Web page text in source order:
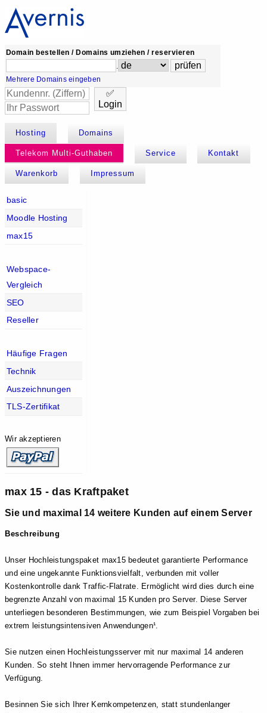
Domain bestellen / Domains umziehen / reservieren
.
Mehrere Domains eingeben
✅
Login
Hosting Domains
Telekom Multi-Guthaben Service Kontakt
Warenkorb Impressum
basic
Moodle Hosting
max15
Webspace-
Vergleich
SEO
Reseller
Häufige Fragen
Technik
Auszeichnungen
TLS-Zertifikat
Wir akzeptieren
max 15 - das Kraftpaket
Sie und maximal 14 weitere Kunden auf einem Server
Beschreibung
Unser Hochleistungspaket max15 bedeutet garantierte Performance
und eine ungekannte Funktionsvielfalt, verbunden mit voller
Kostenkontrolle dank Traffic-Flatrate. Ermöglicht wird dies durch eine
begrenzte Anzahl von maximal 15 Kunden pro Server. Diese Server
unterliegen besonderen Bestimmungen, wie zum Beispiel Vorgaben bei
extrem leistungsintensiven Anwendungen¹.
Sie nutzen einen Hochleistungsserver mit nur maximal 14 anderen
Kunden. So steht Ihnen immer hervorragende Performance zur
Verfügung.
Besinnen Sie sich Ihrer Kernkompetenzen, statt stundenlanger